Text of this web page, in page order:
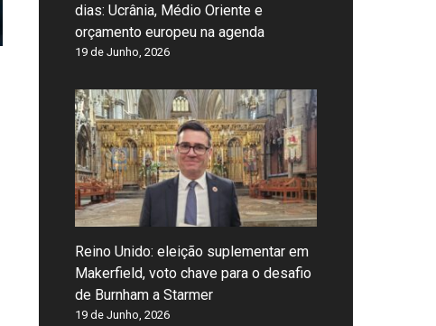
dias: Ucrânia, Médio Oriente e
orçamento europeu na agenda
19 de Junho, 2026
Reino Unido: eleição suplementar em
Makerfield, voto chave para o desafio
de Burnham a Starmer
19 de Junho, 2026